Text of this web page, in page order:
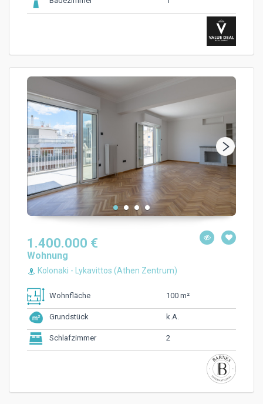
1.400.000 €
Wohnung
Kolonaki - Lykavittos (Athen Zentrum)
Wohnfläche 100 m²
Grundstück k.A.
Schlafzimmer 2